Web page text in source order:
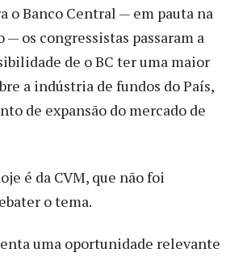
o Banco Central — em pauta na
— os congressistas passaram a
de o BC ter uma maior
a indústria de fundos do País,
de expansão do mercado de
é da CVM, que não foi
o tema.
uma oportunidade relevante